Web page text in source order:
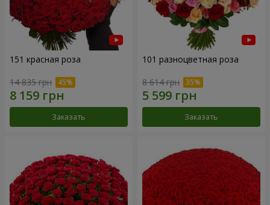
151 красная роза
14 835 грн
Заказать
101 разноцветная роза
8 614 грн
Заказать